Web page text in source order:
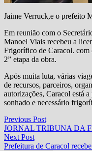
Jaime Verruck,e o prefeito
Em reunião com o
Manoel Viais recebeu a
Frigorífico de Caracol. com
2” etapa da obra.
Após muita luta, várias
de recursos, parceiros,
autorizações, Caracol está
sonhado e necessário
Navegação
de
Post
Previous PostPrevious
post:
JORNAL TRIBUNA DA
Next PostNext
post:
Prefeitura de Caracol